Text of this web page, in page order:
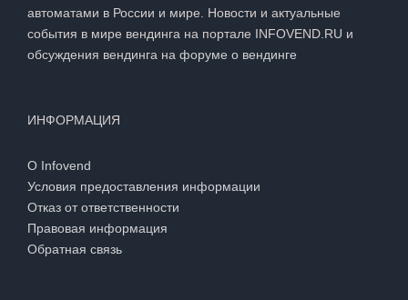
автоматами в России и мире. Новости и актуальные
события в мире вендинга на портале INFOVEND.RU и
обсуждения вендинга на форуме о вендинге
ИНФОРМАЦИЯ
О Infovend
Условия предоставления информации
Отказ от ответственности
Правовая информация
Обратная связь